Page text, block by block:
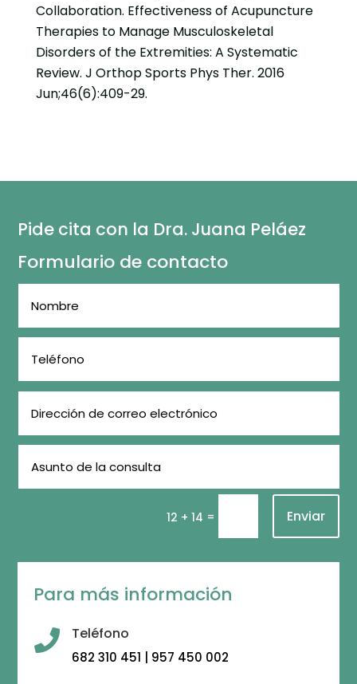
Collaboration. Effectiveness of Acupuncture
Therapies to Manage Musculoskeletal
Disorders of the Extremities: A Systematic
Review. J Orthop Sports Phys Ther. 2016
Jun;46(6):409-29.
Pide cita con la Dra. Juana Peláez
Formulario de contacto
12 + 14 = Enviar
Para más información
 Teléfono
682 310 451 | 957 450 002